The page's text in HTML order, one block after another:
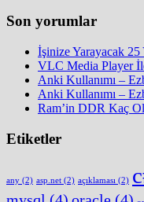
Son yorumlar
İşinize Yarayacak 25
VLC Media Player
Anki Kullanımı –
Anki Kullanımı –
Ram’in DDR Kaç
Etiketler
any (2) asp.net (2) açıklaması (2)